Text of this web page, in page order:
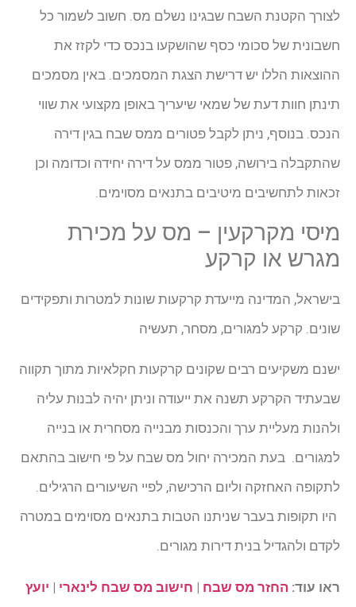
לצורך הקטנת השבח שבגינו נשלם מס. חשוב לשמור כל
חשבונית של סכומי כסף שהושקעו בנכס כדי לקזז את
ההוצאות הללו יש דרישת הצגת המסמכים. באין מסמכים
תינתן חוות דעת של שמאי שיעריך באופן מקצועי את שווי
הנכס. בנוסף, ניתן לקבל פטורים ממס שבח בגין דירה
שהתקבלה בירושה, פטור ממס על דירה יחידה וכדומה וכן
זכאות לתחשיבים מיטיבים בתנאים מסוימים.
מיסי מקרקעין – מס על מכירת
מגרש או קרקע
בישראל, המדינה מייעדת קרקעות שונות למטרות ותפקידים
שונים. קרקע למגורים, מסחר, תעשיה
ישנם משקיעים רבים שקונים קרקעות חקלאיות מתוך תקווה
שבעתיד הקרקע תשנה את ייעודה וניתן יהיה לבנות עליה
ולהנות מעליית ערך והכנסות מבנייה מסחרית או בנייה
למגורים. בעת המכירה יחול מס שבח על פי חישוב בהתאם
לתקופה האחזקה וליום הרכישה, לפיי השיעורים הרגילים.
היו תקופות בעבר שניתנו הטבות בתנאים מסוימים במטרה
לקדם ולהגדיל בנית דירות מגורים.
ראו עוד:החזר מס שבח|חישוב מס שבח לינארי|יועץ